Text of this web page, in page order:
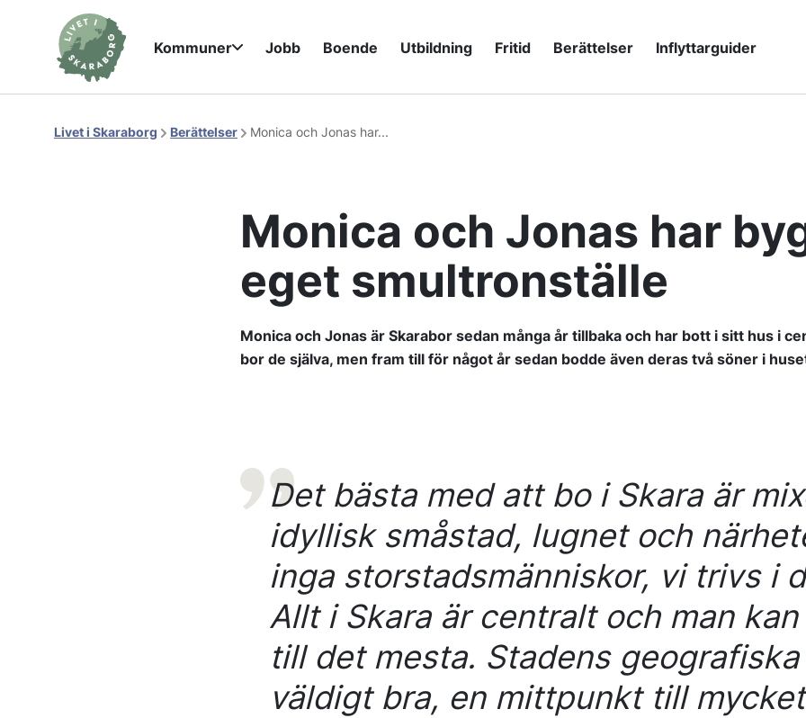
Kommuner Jobb Boende Utbildning Fritid Berättelser Inflyttarguider
Livet i Skaraborg Berättelser Monica och Jonas har...
Monica och Jonas har
eget smultronställe
Monica och Jonas är Skarabor sedan många år tillbaka och har bott i sitt hus i
bor de själva, men fram till för något år sedan bodde även deras två söner i
Det bästa med att bo i Skara är
idyllisk småstad, lugnet och
inga storstadsmänniskor, vi trivs i
Allt i Skara är centralt och man
till det mesta. Stadens
väldigt bra, en mittpunkt till